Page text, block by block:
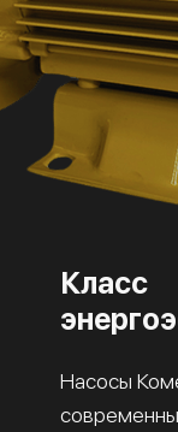
Класс
Насосы